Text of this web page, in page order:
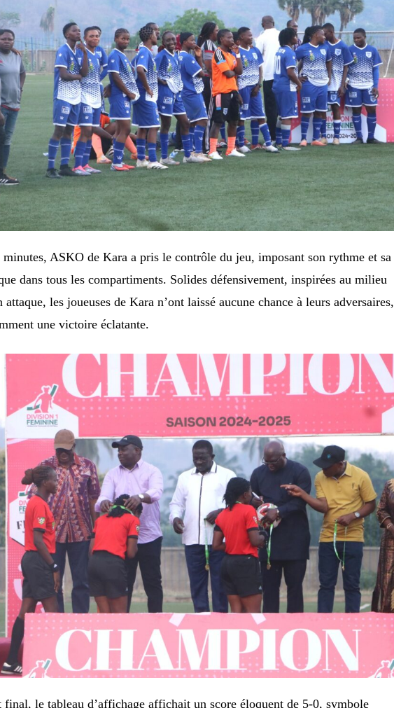
minutes, ASKO de Kara a pris le contrôle du jeu, imposant son rythme et sa
dans tous les compartiments. Solides défensivement, inspirées au milieu
les joueuses de Kara n’ont laissé aucune chance à leurs adversaires,
une victoire éclatante.
le tableau d’affichage affichait un score éloquent de 5-0, symbole